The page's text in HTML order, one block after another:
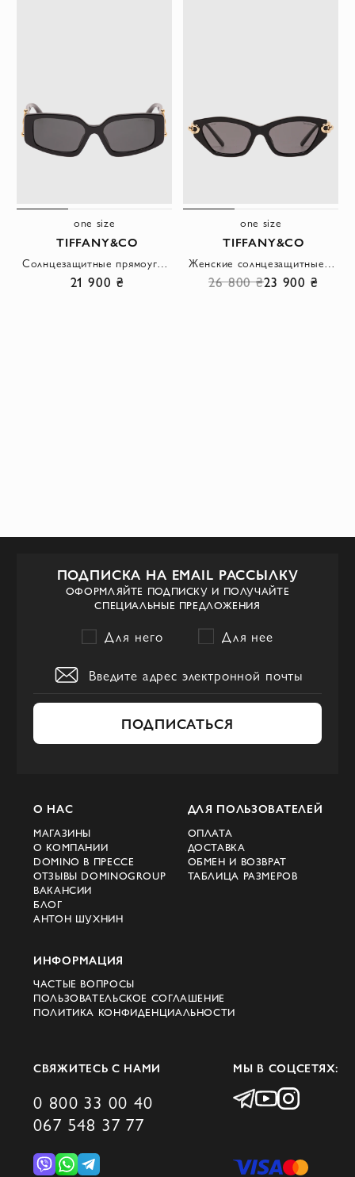
one size
TIFFANY&CO
21 900 ₴
one size
TIFFANY&CO
26 800 ₴23 900 ₴
ПОДПИСКА НА EMAIL РАССЫЛКУ
ОФОРМЛЯЙТЕ ПОДПИСКУ И ПОЛУЧАЙТЕ
СПЕЦИАЛЬНЫЕ ПРЕДЛОЖЕНИЯ
Для него Для нее
ПОДПИСАТЬСЯ
О НАС
МАГАЗИНЫ
О КОМПАНИИ
DOMINO В ПРЕССЕ
ОТЗЫВЫ DOMINOGROUP
ВАКАНСИИ
БЛОГ
АНТОН ШУХНИН
ДЛЯ ПОЛЬЗОВАТЕЛЕЙ
ОПЛАТА
ДОСТАВКА
ОБМЕН И ВОЗВРАТ
ТАБЛИЦА РАЗМЕРОВ
ИНФОРМАЦИЯ
ЧАСТЫЕ ВОПРОСЫ
ПОЛЬЗОВАТЕЛЬСКОЕ СОГЛАШЕНИЕ
ПОЛИТИКА КОНФИДЕНЦИАЛЬНОСТИ
СВЯЖИТЕСЬ С НАМИ
0 800 33 00 40
067 548 37 77
МЫ В СОЦСЕТЯХ: